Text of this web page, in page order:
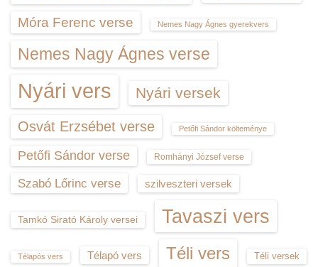
Móra Ferenc verse Nemes Nagy Ágnes gyerekvers
Nemes Nagy Ágnes verse
Nyári vers Nyári versek
Osvát Erzsébet verse Petőfi Sándor költeménye
Petőfi Sándor verse Romhányi József verse
Szabó Lőrinc verse szilveszteri versek
Tamkó Sirató Károly versei Tavaszi vers
Télapós vers Télapó vers Téli vers Téli versek